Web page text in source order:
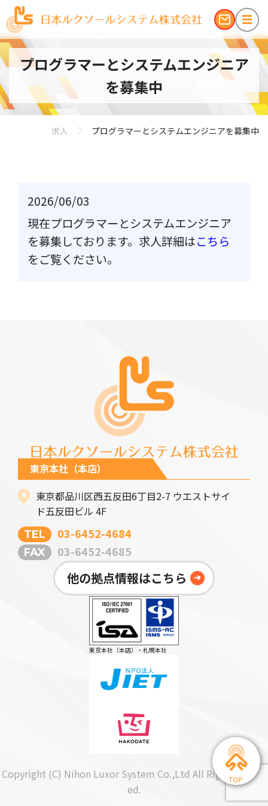
プログラマーとシステムエンジニア
を募集中
求人 プログラマーとシステムエンジニアを募集中
2026/06/03
現在プログラマーとシステムエンジニア
を募集しております。求人詳細はこちら
をご覧ください。
東京本社（本店）
東京都品川区西五反田6丁目2-7 ウエストサイ
ド五反田ビル 4F
TEL 03-6452-4684
FAX 03-6452-4685
他の拠点情報はこちら ➜
東京本社（本店）・札幌本社
Copyright (C) Nihon Luxor System Co.,Ltd All Rights Reserv
ed.